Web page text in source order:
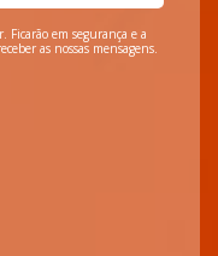
Ficarão em segurança e a
as nossas mensagens.